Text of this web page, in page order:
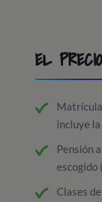
EL
incluye
Pensión
escogido
Clases